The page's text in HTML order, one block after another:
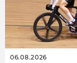
06.08.2026